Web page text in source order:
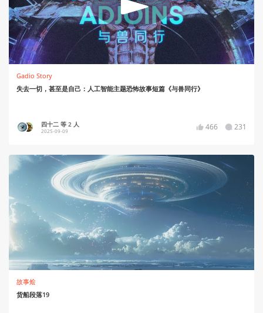
Gadio Story
失去一切，甚至是自己：人工智能主题恐怖故事短篇《与兽同行》
四十二 等 2 人
2025-09-09 466 231
故事烩
货船段落19